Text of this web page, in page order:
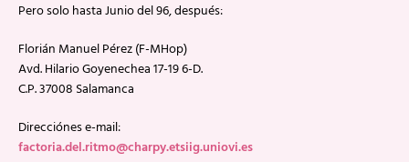
Pero solo hasta Junio del 96, después:
Florián Manuel Pérez (F-MHop)
Avd. Hilario Goyenechea 17-19 6-D.
C.P. 37008 Salamanca
Direcciónes e-mail:
factoria.del.ritmo@charpy.etsiig.uniovi.es